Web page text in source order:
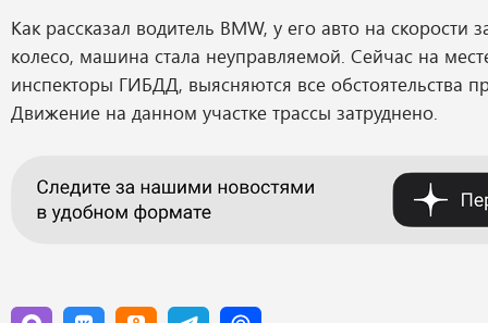
Как рассказал водитель BMW, у его авто на скорости
колесо, машина стала неуправляемой. Сейчас на
инспекторы ГИБДД, выясняются все обстоятельства
Движение на данном участке трассы затруднено.